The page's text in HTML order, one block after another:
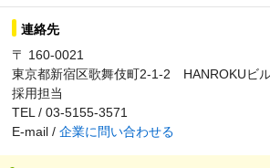
連絡先
〒 160-0021
東京都新宿区歌舞伎町2-1-2 HANROKUビ
採用担当
TEL / 03-5155-3571
E-mail / 企業に問い合わせる